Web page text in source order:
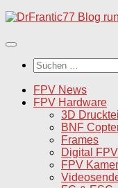
Unter
Inhalt
Suchen
nach:
FPV News
FPV Hardware
3D
BNF
Frames
Digital FPV
FPV